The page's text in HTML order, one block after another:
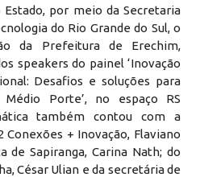
por meio da Secretaria
do Rio Grande do Sul, o
da Prefeitura de Erechim,
speakers do painel ‘Inovação
Desafios e soluções para
Porte’, no espaço RS
também contou com a
Conexões + Inovação, Flaviano
de Sapiranga, Carina Nath; do
César Ulian e da secretária de